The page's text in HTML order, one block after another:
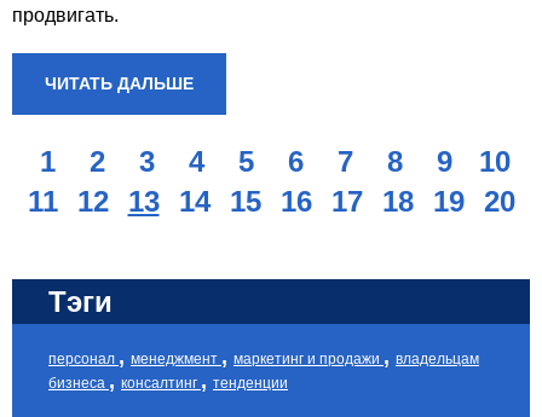
продвигать.
ЧИТАТЬ ДАЛЬШЕ
1 2 3 4 5 6 7 8 9
10
11
12 13 14 15 16 17 18 19 20
Тэги
персонал , менеджмент , маркетинг и продажи , владельцам
бизнеса , консалтинг , тенденции